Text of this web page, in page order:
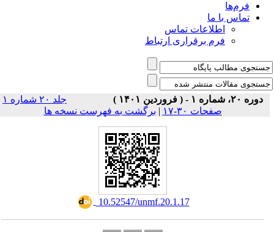
فرم‌ها
تماس با ما
اطلاعات تماس
فرم برقراری ارتباط
دوره ۲۰، شماره ۱ - ( فروردین ۱۴۰۱ )
جلد ۲۰ شماره ۱
صفحات ۳۰-۱۷
| برگشت به فهرست نسخه ها
‎ 10.52547/unmf.20.1.17